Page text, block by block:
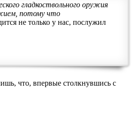
гладкоствольного оружия
потому что
не только у нас, послужил
что, впервые столкнувшись с